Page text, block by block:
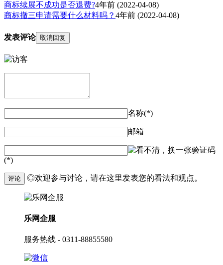
商标续展不成功是否退费?4年前 (2022-04-08)
商标撤三申请需要什么材料吗？ 4年前 (2022-04-08)
发表评论 取消回复
名称(*)
邮箱
验证码
(*)
评论 ◎欢迎参与讨论，请在这里发表您的看法和观点。
乐网企服
服务热线 - 0311-88855580